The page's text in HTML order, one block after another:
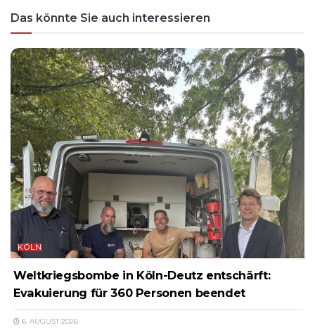
Das könnte Sie auch interessieren
KÖLN
Weltkriegsbombe in Köln-Deutz entschärft:
Evakuierung für 360 Personen beendet
6. AUGUST 2026